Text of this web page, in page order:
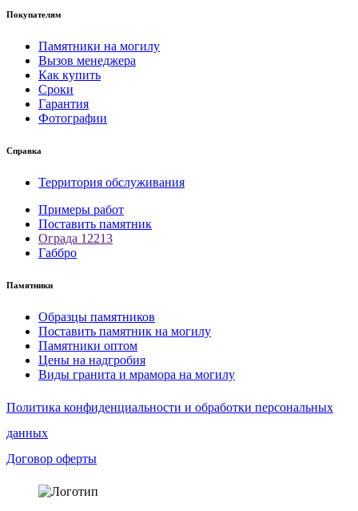
Покупателям
Памятники на могилу
Вызов менеджера
Как купить
Сроки
Гарантия
Фотографии
Справка
Территория обслуживания
Примеры работ
Поставить памятник
Ограда 12213
Габбро
Памятники
Образцы памятников
Поставить памятник на могилу
Памятники оптом
Цены на надгробия
Виды гранита и мрамора на могилу
Политика конфиденциальности и обработки персональных
данных
Договор оферты